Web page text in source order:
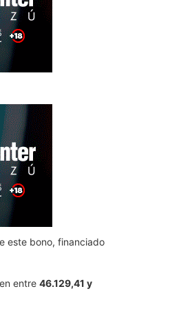
este bono, financiado
entre 46.129,41 y